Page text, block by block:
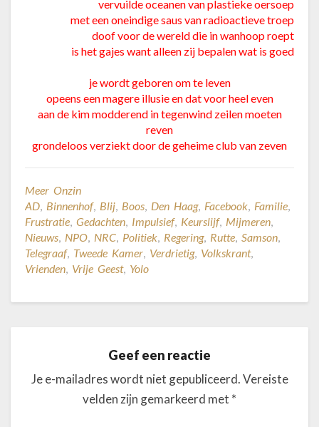
vervuilde oceanen van plastieke oersoep
met een oneindige saus van radioactieve troep
doof voor de wereld die in wanhoop roept
is het gajes want alleen zij bepalen wat is goed
je wordt geboren om te leven
opeens een magere illusie en dat voor heel even
aan de kim modderend in tegenwind zeilen moeten
reven
grondeloos verziekt door de geheime club van zeven
Meer Onzin
AD Binnenhof, Blij Boos Den Haag, Facebook Familie
Frustratie Gedachten Impulsief, Keurslijf, Mijmeren
Nieuws NPO NRC Politiek Regering, Rutte Samson
Telegraaf, Tweede Kamer Verdrietig, Volkskrant,
Vrienden Vrije Geest, Yolo
Geef een reactie
Je e-mailadres wordt niet gepubliceerd.Vereiste
velden zijn gemarkeerd met *